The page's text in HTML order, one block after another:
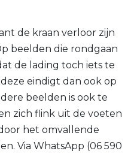
de kraan verloor zijn
beelden die rondgaan
de lading toch iets te
eindigt dan ook op
beelden is ook te
zich flink uit de voeten
het omvallende
Via WhatsApp (06 590